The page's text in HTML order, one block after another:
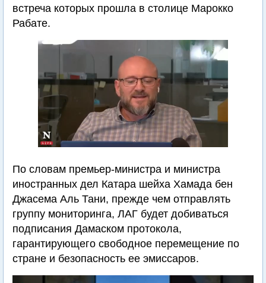
встреча которых прошла в столице Марокко
Рабате.
По словам премьер-министра и министра
иностранных дел Катара шейха Хамада бен
Джасема Аль Тани, прежде чем отправлять
группу мониторинга, ЛАГ будет добиваться
подписания Дамаском протокола,
гарантирующего свободное перемещение по
стране и безопасность ее эмиссаров.